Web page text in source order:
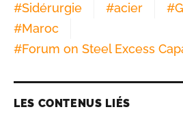
#Sidérurgie #acier #
#Maroc
#Forum on Steel Excess
LES CONTENUS LIÉS